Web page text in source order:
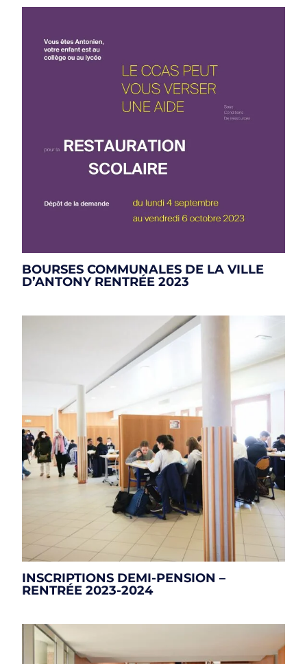
BOURSES COMMUNALES DE LA VILLE
D’ANTONY RENTRÉE 2023
INSCRIPTIONS DEMI-PENSION –
RENTRÉE 2023-2024